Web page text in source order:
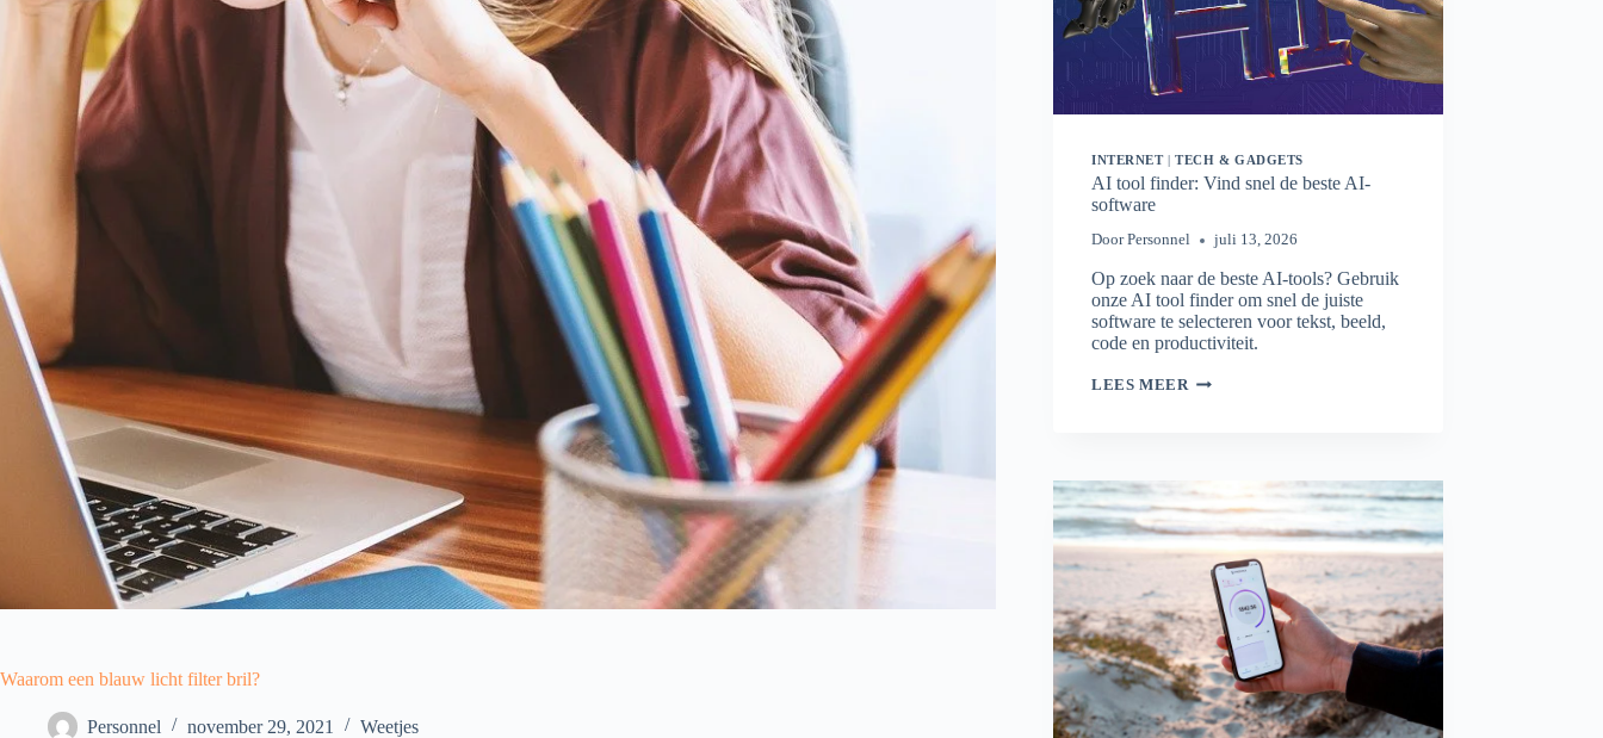
Waarom ​​een blauw licht filter bril?
Personnel november 29, 2021 Weetjes
INTERNET|TECH & GADGETS
AI tool finder: Vind snel de beste AI-
software
Door Personnel juli 13, 2026
Op zoek naar de beste AI-tools? Gebruik
onze AI tool finder om snel de juiste
software te selecteren voor tekst, beeld,
code en productiviteit.
LEES MEER AI
BESTE
AI-
SOFTWARE